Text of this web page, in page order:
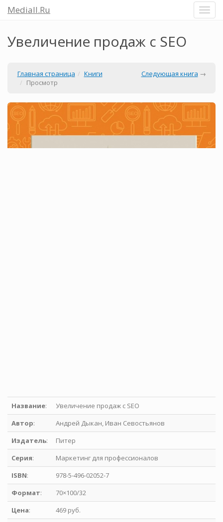
Mediall.Ru
Увеличение продаж с SEO
Следующая книга →
Главная страница
Книги
Просмотр
Название:
Увеличение продаж с SEO
Автор:
Андрей Дыкан, Иван Севостьянов
Издатель:
Питер
Серия:
Маркетинг для профессионалов
ISBN:
978-5-496-02052-7
Формат:
70×100/32
Цена:
469 руб.